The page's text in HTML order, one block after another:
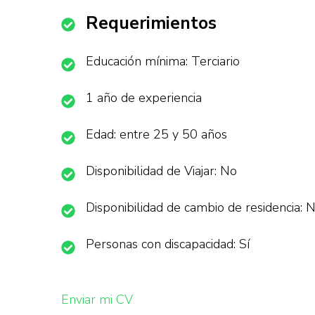
Requerimientos
Educación mínima: Terciario
1 año de experiencia
Edad: entre 25 y 50 años
Disponibilidad de Viajar: No
Disponibilidad de cambio de residencia:
Personas con discapacidad: Sí
Enviar mi CV